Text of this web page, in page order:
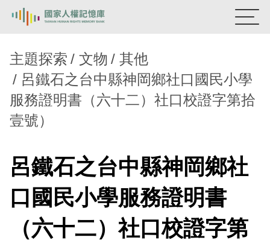
熱門關鍵字：陳孟和 李舜治 鹿窟事件
安康接待室
新生訓導處
蛋殼畫 送物單
主題探索
背景知識
關於我們
意見信箱
主題探索 文物
其他
呂鐵石之台中縣神岡鄉社口國民小學
服務證明書（六十二）社口校證字第拾
壹號）
呂鐵石之台中縣神岡鄉社
口國民小學服務證明書
（六十二）社口校證字第